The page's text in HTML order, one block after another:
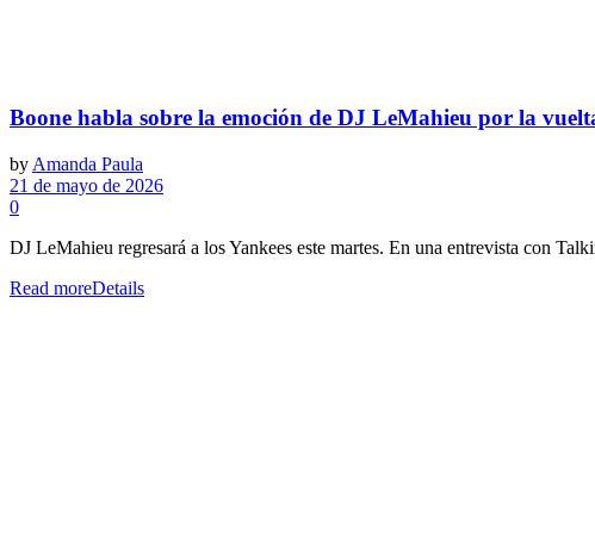
Boone habla sobre la emoción de DJ LeMahieu por la
by Amanda Paula
21 de mayo de 2026
0
DJ LeMahieu regresará a los Yankees este martes. En una entrevista con
Read moreDetails